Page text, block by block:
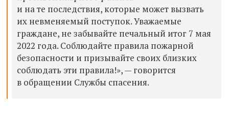
и на те последствия, которые может вызвать
их невменяемый поступок. Уважаемые
граждане, не забывайте печальный итог 7 мая
2022 года. Соблюдайте правила пожарной
безопасности и призывайте своих близких
соблюдать эти правила!», — говорится
в обращении Службы спасения.